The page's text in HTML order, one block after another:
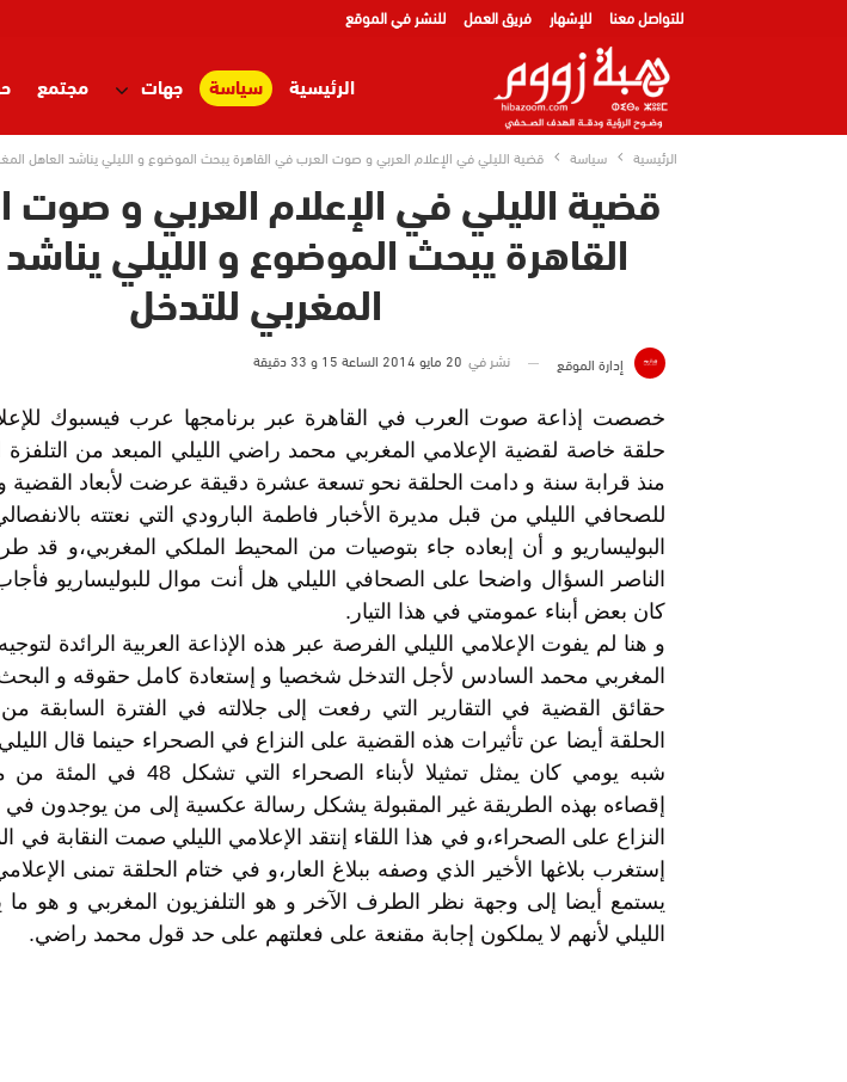
للتواصل معنا للإشهار فريق العمل للنشر في الموقع
الرئيسية سياسة جهات مجتمع
الرئيسية سياسة قضية الليلي في الإعلام العربي و صوت العرب في القاهرة يبحث الموضوع و الليلي يناشد العاهل
قضية الليلي في الإعلام العربي و
القاهرة يبحث الموضوع و الليلي
المغربي للتدخل
إدارة الموقع نشر في 20 مايو 2014 الساعة 15 و 33 دقيقة
خصصت إذاعة صوت العرب في القاهرة عبر برنامجها عرب فيسبوك
حلقة خاصة لقضية الإعلامي المغربي محمد راضي الليلي المبعد من التلفزة
منذ قرابة سنة و دامت الحلقة نحو تسعة عشرة دقيقة عرضت لأبعاد القضية
للصحافي الليلي من قبل مديرة الأخبار فاطمة البارودي التي نعتته
البوليساريو و أن إبعاده جاء بتوصيات من المحيط الملكي المغربي،و قد
الناصر السؤال واضحا على الصحافي الليلي هل أنت موال للبوليساريو
كان بعض أبناء عمومتي في هذا التيار.
و هنا لم يفوت الإعلامي الليلي الفرصة عبر هذه الإذاعة العربية الرائدة
المغربي محمد السادس لأجل التدخل شخصيا و إستعادة كامل حقوقه و
حقائق القضية في التقارير التي رفعت إلى جلالته في الفترة السابقة من
الحلقة أيضا عن تأثيرات هذه القضية على النزاع في الصحراء حينما قال
شبه يومي كان يمثل تمثيلا لأبناء
إقصاءه بهذه الطريقة غير المقبولة يشكل رسالة عكسية إلى من يوجدون
النزاع على الصحراء،و في هذا اللقاء إنتقد الإعلامي الليلي صمت النقابة في
إستغرب بلاغها الأخير الذي وصفه ببلاغ العار،و في ختام الحلقة تمنى
يستمع أيضا إلى وجهة نظر الطرف الآخر و هو التلفزيون المغربي و هو ما
الليلي لأنهم لا يملكون إجابة مقنعة على فعلتهم على حد قول محمد راضي.